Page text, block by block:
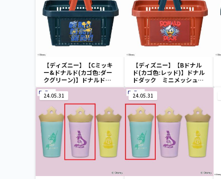
【ディズニー】【Cミッキ
ー&ドナルド(カゴ色:ダー
クグリーン)】ドナルドダ
ック ミニメッシュカゴ
【ディズニー】【Bドナル
ド(カゴ色:レッド)】ドナル
ドダック ミニメッシュカ
ゴ
24.05.31 24.05.31